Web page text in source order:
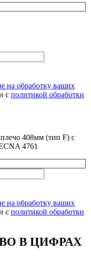
на обработку ваших
с политикой обработки
408мм (тип F) с
4761
на обработку ваших
с политикой обработки
В ЦИФРАХ